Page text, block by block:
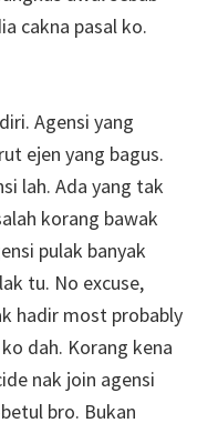
cakna pasal ko.
Agensi yang
ejen yang bagus.
lah. Ada yang tak
korang bawak
pulak banyak
tu. No excuse,
hadir most probably
dah. Korang kena
nak join agensi
bro. Bukan